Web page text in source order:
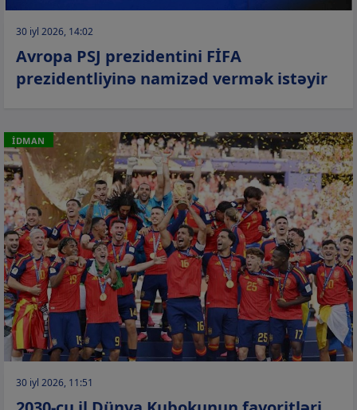
30 iyl 2026, 14:02
Avropa PSJ prezidentini FİFA
prezidentliyinə namizəd vermək istəyir
İDMAN
30 iyl 2026, 11:51